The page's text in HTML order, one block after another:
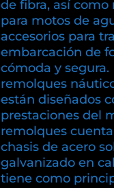
de fibra, así como
para motos de
accesorios para
embarcación de
cómoda y
remolques
están diseñados
prestaciones del
remolques
chasis de acero
galvanizado en
tiene como